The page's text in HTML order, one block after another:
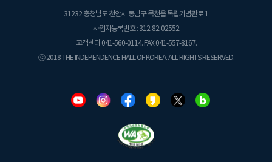
31232 충청남도 천안시 동남구 목천읍 독립기념관로 1
사업자등록번호 : 312-82-02552
고객센터 041-560-0114. FAX 041-557-8167.
ⓒ 2018 THE INDEPENDENCE HALL OF KOREA. ALL RIGHTS RESERVED.